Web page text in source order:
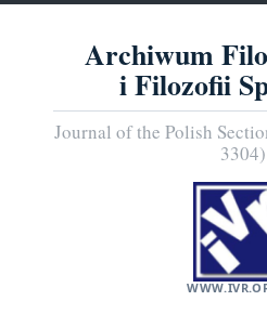
Archiwum
i Filozofii
Journal of the Polish
3304)